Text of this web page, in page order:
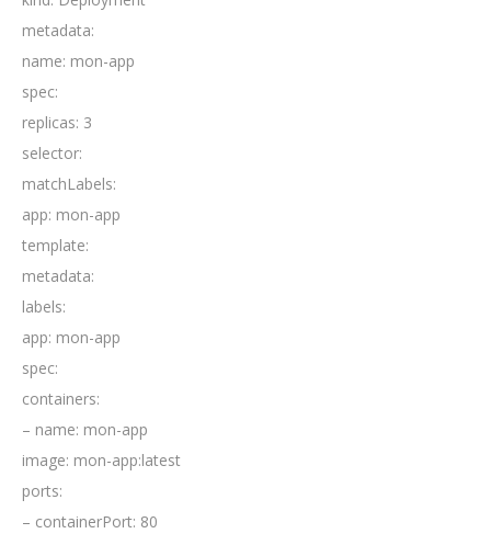
metadata:
name: mon-app
spec:
replicas: 3
selector:
matchLabels:
app: mon-app
template:
metadata:
labels:
app: mon-app
spec:
containers:
– name: mon-app
image: mon-app:latest
ports:
– containerPort: 80